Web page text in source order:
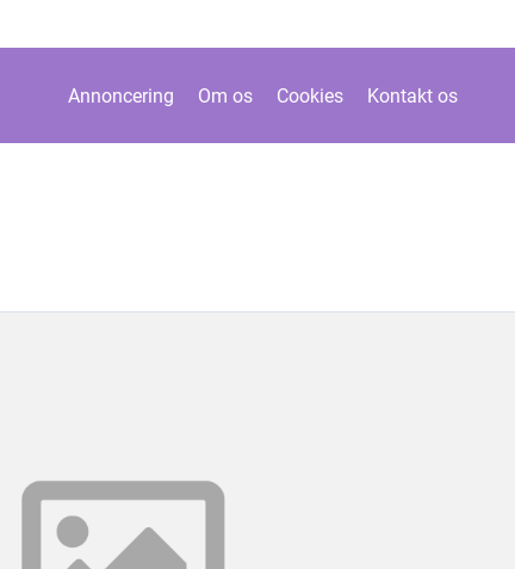
Annoncering Om os Cookies Kontakt os